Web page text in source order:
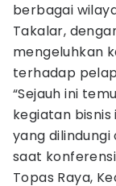
berbagai
Takalar,
mengeluhkan
terhadap
“Sejauh ini
kegiatan
yang dilindungi
saat konferensi
Topas Raya,